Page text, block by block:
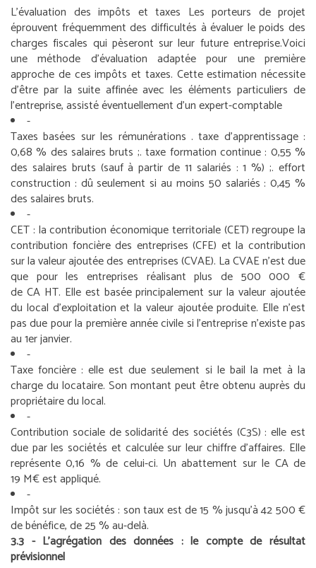
L’évaluation des impôts et taxes Les porteurs de projet
éprouvent fréquemment des difficultés à évaluer le poids des
charges fiscales qui pèseront sur leur future entreprise.Voici
une méthode d’évaluation adaptée pour une première
approche de ces impôts et taxes. Cette estimation nécessite
d’être par la suite affinée avec les éléments particuliers de
l’entreprise, assisté éventuellement d’un expert-comptable
-
Taxes basées sur les rémunérations . taxe d’apprentissage :
0,68 % des salaires bruts ;. taxe formation continue : 0,55 %
des salaires bruts (sauf à partir de 11 salariés : 1 %) ;. effort
construction : dû seulement si au moins 50 salariés : 0,45 %
des salaires bruts.
-
CET : la contribution économique territoriale(CET) regroupe la
contribution foncière des entreprises (CFE) et la contribution
sur la valeur ajoutée des entreprises (CVAE). La CVAE n’est due
que pour les entreprises réalisant plus de 500 000 €
de CA HT. Elle est basée principalement sur la valeur ajoutée
du local d’exploitation et la valeur ajoutée produite. Elle n’est
pas due pour la première année civile si l’entreprise n’existe pas
au 1erjanvier.
-
Taxe foncière : elle est due seulement si le bail la met à la
charge du locataire. Son montant peut être obtenu auprès du
propriétaire du local.
-
Contribution sociale de solidarité des sociétés (C3S) : elle est
due par les sociétés et calculée sur leur chiffre d’affaires. Elle
représente 0,16 % de celui-ci. Un abattement sur le CA de
19 M€ est appliqué.
-
Impôt sur les sociétés : son taux est de 15 % jusqu’à 42 500 €
de bénéfice, de 25 % au-delà.
3.3 - L’agrégation des données : le compte de résultat
prévisionnel